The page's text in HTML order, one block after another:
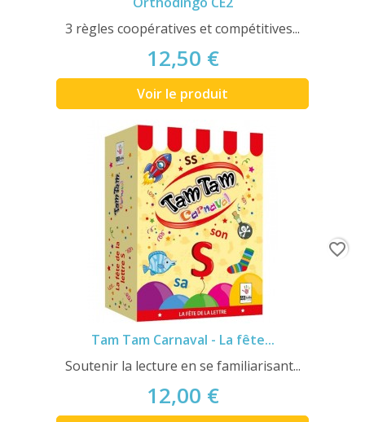
3 règles coopératives et compétitives...
12,50 €
Voir le produit
Tam Tam Carnaval - La fête...
Soutenir la lecture en se familiarisant...
12,00 €
favorite_border